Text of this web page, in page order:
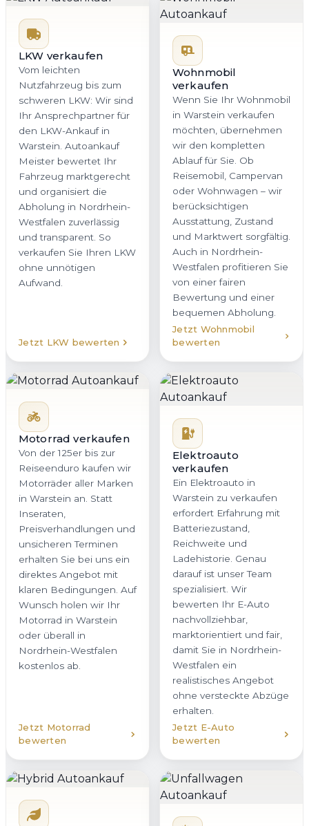
LKW verkaufen
Vom leichten
Nutzfahrzeug bis zum
schweren LKW: Wir sind
Ihr Ansprechpartner für
den LKW-Ankauf in
Warstein. Autoankauf
Meister bewertet Ihr
Fahrzeug marktgerecht
und organisiert die
Abholung in Nordrhein-
Westfalen zuverlässig
und transparent. So
verkaufen Sie Ihren LKW
ohne unnötigen
Aufwand.
Jetzt LKW bewerten
Wohnmobil
verkaufen
Wenn Sie Ihr Wohnmobil
in Warstein verkaufen
möchten, übernehmen
wir den kompletten
Ablauf für Sie. Ob
Reisemobil, Campervan
oder Wohnwagen – wir
berücksichtigen
Ausstattung, Zustand
und Marktwert sorgfältig.
Auch in Nordrhein-
Westfalen profitieren Sie
von einer fairen
Bewertung und einer
bequemen Abholung.
Jetzt Wohnmobil
bewerten
Motorrad verkaufen
Von der 125er bis zur
Reiseenduro kaufen wir
Motorräder aller Marken
in Warstein an. Statt
Inseraten,
Preisverhandlungen und
unsicheren Terminen
erhalten Sie bei uns ein
direktes Angebot mit
klaren Bedingungen. Auf
Wunsch holen wir Ihr
Motorrad in Warstein
oder überall in
Nordrhein-Westfalen
kostenlos ab.
Jetzt Motorrad
bewerten
Elektroauto
verkaufen
Ein Elektroauto in
Warstein zu verkaufen
erfordert Erfahrung mit
Batteriezustand,
Reichweite und
Ladehistorie. Genau
darauf ist unser Team
spezialisiert. Wir
bewerten Ihr E-Auto
nachvollziehbar,
marktorientiert und fair,
damit Sie in Nordrhein-
Westfalen ein
realistisches Angebot
ohne versteckte Abzüge
erhalten.
Jetzt E-Auto
bewerten